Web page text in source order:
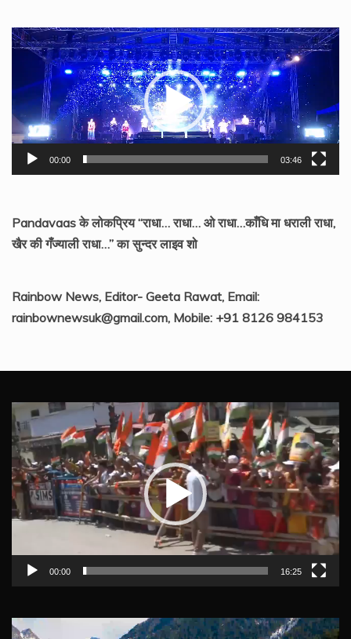
Video
Player
00:00 03:46
Pandavaas के लोकप्रिय “राधा… राधा… ओ राधा…काँधि मा धराली राधा,
खैर की गँज्याली राधा…” का सुन्दर लाइव शो
Rainbow News, Editor- Geeta Rawat, Email:
rainbownewsuk@gmail.com, Mobile: +91 8126 984153
Video
Player
00:00 16:25
Video